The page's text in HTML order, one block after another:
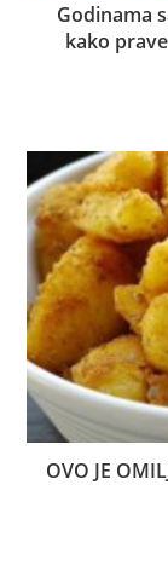
Godinama
kako
OVO JE